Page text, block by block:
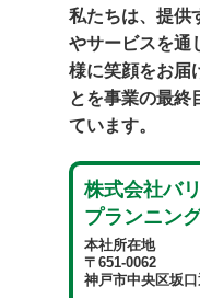
私たちは、提供
やサービスを通
様に笑顔をお届
とを事業の最終
ています。
株式会社バ
プランニン
本社所在地
〒651-0062
神戸市中央区坂口